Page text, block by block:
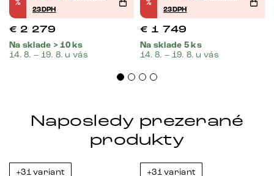
%
23DPH
€ 2 279
Na sklade > 10 ks
14. 8. – 19. 8. u vás
%
23DPH
€ 1 749
Na sklade 5 ks
14. 8. – 19. 8. u vás
Naposledy prezerané
produkty
+31 variant +31 variant